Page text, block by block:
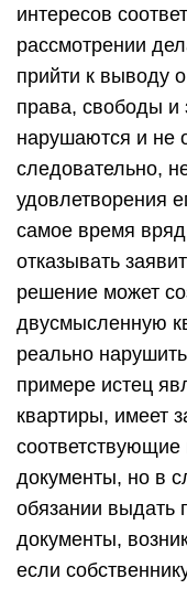
интересов
рассмотрении
прийти к выводу
права, свободы и
нарушаются и не
следовательно,
удовлетворения
самое время
отказывать
решение может
двусмысленную
реально
примере истец
квартиры, имеет
документы, но в
обязании выдать
документы,
если